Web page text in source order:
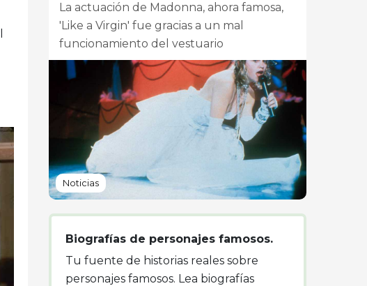
La actuación de Madonna, ahora famosa,
'Like a Virgin' fue gracias a un mal
funcionamiento del vestuario
Noticias
Biografías de personajes famosos.
Tu fuente de historias reales sobre
personajes famosos. Lea biografías